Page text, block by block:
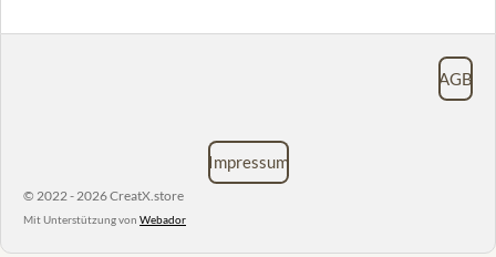
AGB
Impressum
© 2022 - 2026 CreatX.store
Mit Unterstützung von Webador